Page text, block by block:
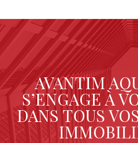
AVANTIM
S’ENGAGE À
DANS TOUS